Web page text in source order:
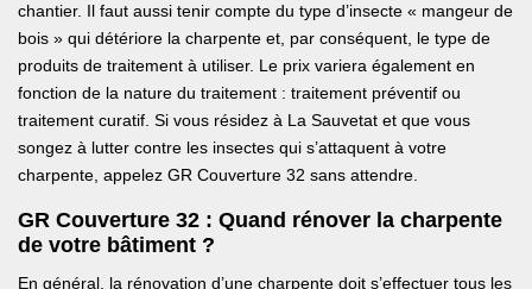
chantier. Il faut aussi tenir compte du type d’insecte « mangeur de
bois » qui détériore la charpente et, par conséquent, le type de
produits de traitement à utiliser. Le prix variera également en
fonction de la nature du traitement : traitement préventif ou
traitement curatif. Si vous résidez à La Sauvetat et que vous
songez à lutter contre les insectes qui s’attaquent à votre
charpente, appelez GR Couverture 32 sans attendre.
GR Couverture 32 : Quand rénover la charpente
de votre bâtiment ?
En général, la rénovation d’une charpente doit s’effectuer tous les